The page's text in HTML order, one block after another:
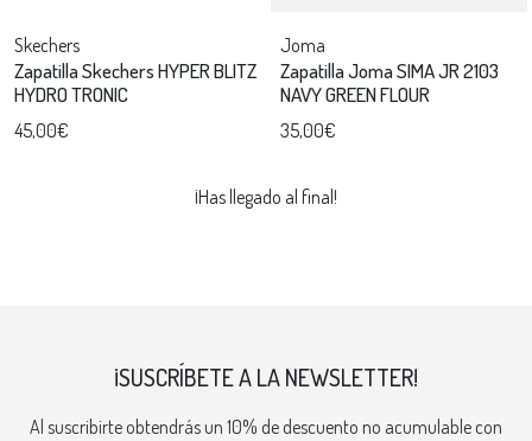
Skechers
Zapatilla Skechers HYPER BLITZ
HYDRO TRONIC
45,00€
Joma
Zapatilla Joma SIMA JR 2103
NAVY GREEN FLOUR
35,00€
¡Has llegado al final!
¡SUSCRÍBETE A LA NEWSLETTER!
Al suscribirte obtendrás un 10% de descuento no acumulable con